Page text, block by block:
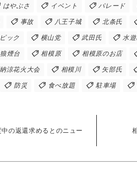
はやぶさ イベント パレード
事故 八王子城 北条氏
ック 横山党 武田氏 水
狼煙台 相模原 相模原のお店
涼花火大会 相模川 矢部氏
防災 食べ放題 駐車場
の返還求めるとのニュー